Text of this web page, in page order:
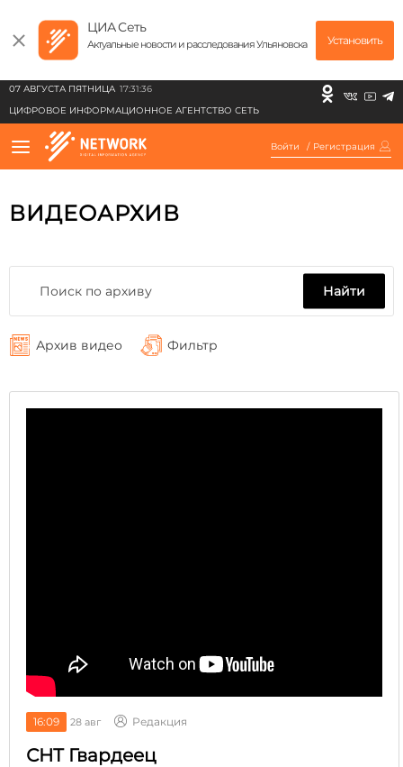
ЦИА Сеть
Актуальные новости и расследования Ульяновска Установить
07 АВГУСТА ПЯТНИЦА 17:31:36
ЦИФРОВОЕ ИНФОРМАЦИОННОЕ АГЕНТСТВО СЕТЬ
Войти / Регистрация
ВИДЕОАРХИВ
Найти
Архив видео Фильтр
16:09 28 авг Редакция
СНТ Гвардеец